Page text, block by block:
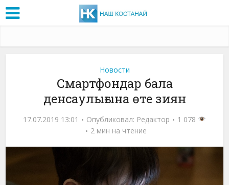
Новости
Смартфондар бала
денсаулығына өте зиян
17.07.2019 13:01 Опубликовал: Редактор
1 078
2 мин на чтение